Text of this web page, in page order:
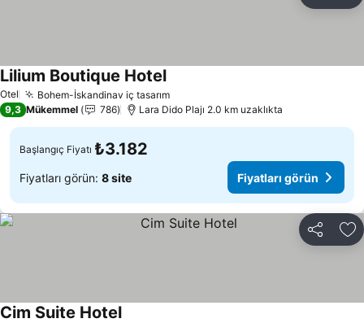
Otel Bohem-İskandinav iç tasarım
Lilium Boutique Hotel
9,3 Mükemmel 786 Lara Dido Plajı 2.0 km uzaklıkta
Başlangıç Fiyatı ₺3.182
Fiyatları görün: 8 site Fiyatları görün
Paylaş
Cim Suite Hotel